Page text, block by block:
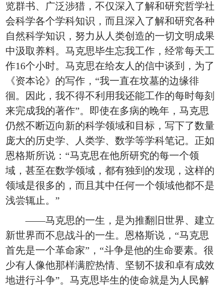
览群书、广泛涉猎，不仅深入了解和研究哲学社
会科学各个学科知识，而且深入了解和研究各种
自然科学知识，努力从人类创造的一切文明成果
中汲取养料。马克思毕生忘我工作，经常每天工
作16个小时。马克思在给友人的信中谈到，为了
《资本论》的写作，“我一直在坟墓的边缘徘
徊。因此，我不得不利用我还能工作的每时每刻
来完成我的著作”。即使在多病的晚年，马克思
仍然不断迈向新的科学领域和目标，写下了数量
庞大的历史学、人类学、数学等学科笔记。正如
恩格斯所说：“马克思在他所研究的每一个领
域，甚至在数学领域，都有独到的发现，这样的
领域是很多的，而且其中任何一个领域他都不是
浅尝辄止。”
——马克思的一生，是为推翻旧世界、建立
新世界而不息战斗的一生。恩格斯说，“马克思
首先是一个革命家”，“斗争是他的生命要素。很
少有人像他那样满腔热情、坚韧不拔和卓有成效
地进行斗争”。马克思毕生的使命就是为人民解